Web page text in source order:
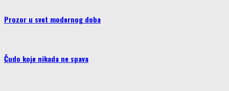
Prozor u svet modernog doba
Čudo koje nikada ne spava